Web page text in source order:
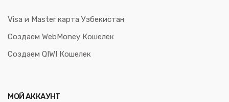
Visa и Master карта Узбекистан
Создаем WebMoney Кошелек
Создаем QIWI Кошелек
МОЙ АККАУНТ